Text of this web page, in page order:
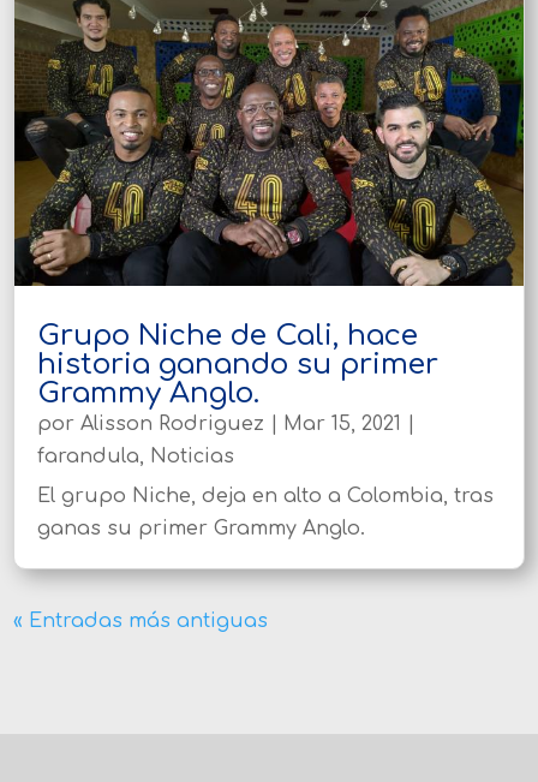
Grupo Niche de Cali, hace
historia ganando su primer
Grammy Anglo.
porAlisson Rodriguez Mar 15, 2021
farandula, Noticias
El grupo Niche, deja en alto a Colombia, tras
ganas su primer Grammy Anglo.
« Entradas más antiguas